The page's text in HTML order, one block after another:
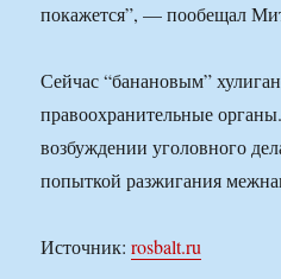
покажется”, — пообещал
Сейчас “банановым”
правоохранительные
возбуждении уголовного
попыткой разжигания
Источник:rosbalt.ru